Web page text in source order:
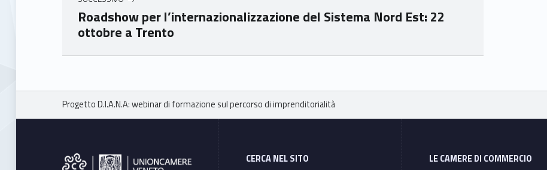
Roadshow per l’internazionalizzazione del Sistema Nord Est: 22
ottobre a Trento
Skip back to main navigation
Breadcrumbs navigation
Progetto D.I.A.N.A: webinar di formazione sul percorso di imprenditorialità
Footer sidebar
CERCA NEL SITO
LE CAMERE DI COMMERCIO